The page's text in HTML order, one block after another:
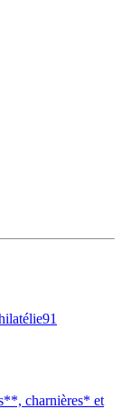
charnières* et